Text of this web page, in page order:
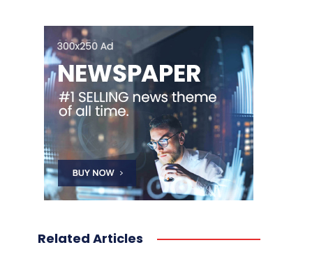
Related Articles